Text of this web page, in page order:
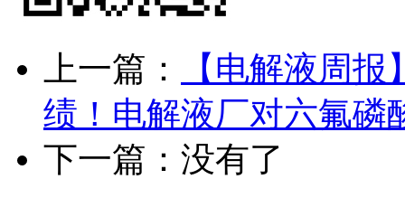
上一篇：
【电解液周
绩！电解液厂对六氟磷
下一篇：没有了